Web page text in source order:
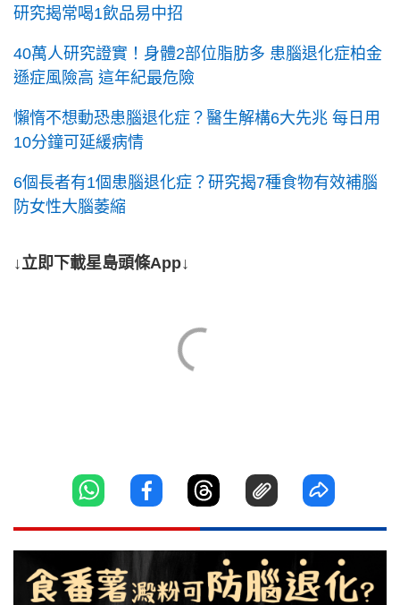
研究揭常喝1飲品易中招
40萬人研究證實！身體2部位脂肪多 患腦退化症柏金
遜症風險高 這年紀最危險
懶惰不想動恐患腦退化症？醫生解構6大先兆 每日用
10分鐘可延緩病情
6個長者有1個患腦退化症？研究揭7種食物有效補腦
防女性大腦萎縮
↓立即下載星島頭條App↓